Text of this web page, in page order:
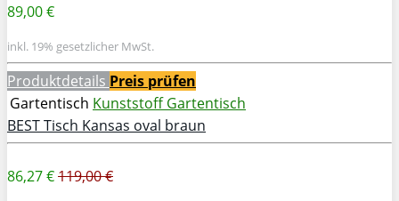
89,00 €
inkl. 19% gesetzlicher MwSt.
Produktdetails Preis prüfen
Gartentisch Kunststoff Gartentisch
BEST Tisch Kansas oval braun
86,27 €119,00 €